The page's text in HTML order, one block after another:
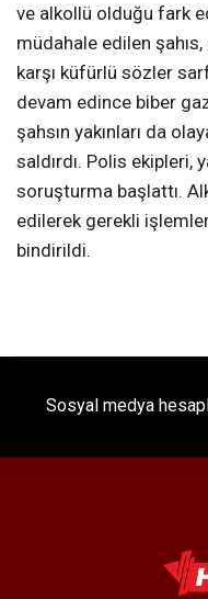
ve alkollü olduğu fark
müdahale edilen
karşı küfürlü sözler
devam edince biber
şahsın yakınları da
saldırdı. Polis ekipleri,
soruşturma başlattı.
edilerek gerekli
bindirildi.
Sosyal medya